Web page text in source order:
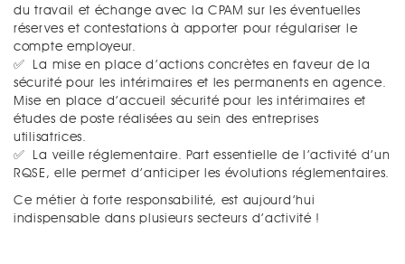
du travail et échange avec la CPAM sur les éventuelles
réserves et contestations à apporter pour régulariser le
compte employeur.
✅ La mise en place d’actions concrètes en faveur de la
sécurité pour les intérimaires et les permanents en agence.
Mise en place d’accueil sécurité pour les intérimaires et
études de poste réalisées au sein des entreprises
utilisatrices.
✅ La veille réglementaire. Part essentielle de l’activité d’un
RQSE, elle permet d’anticiper les évolutions réglementaires.
Ce métier à forte responsabilité, est aujourd’hui
indispensable dans plusieurs secteurs d’activité !